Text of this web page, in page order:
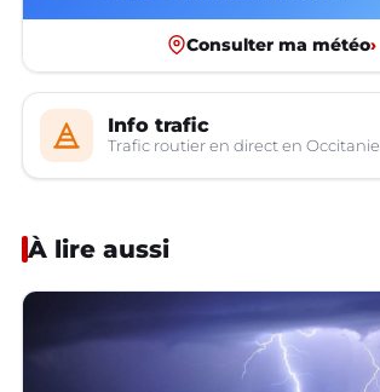
Consulter ma météo›
Info trafic
Trafic routier en direct en Occitanie
À lire aussi